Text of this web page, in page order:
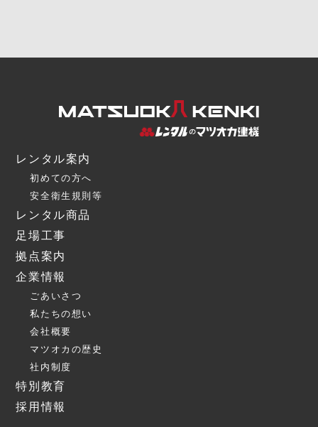
レンタル案内
初めての方へ
安全衛生規則等
レンタル商品
足場工事
拠点案内
企業情報
ごあいさつ
私たちの想い
会社概要
マツオカの歴史
社内制度
特別教育
採用情報